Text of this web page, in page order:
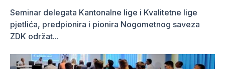
Seminar delegata Kantonalne lige i Kvalitetne lige
pjetlića, predpionira i pionira Nogometnog saveza
ZDK održat...